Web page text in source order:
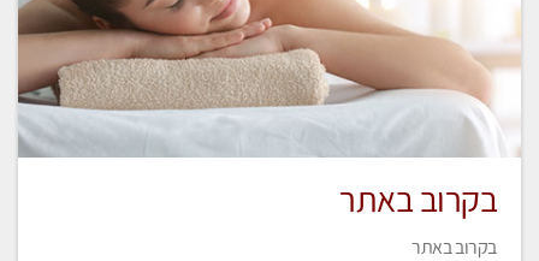
בקרוב באתר
בקרוב באתר